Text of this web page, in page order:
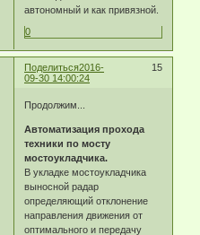
автономный и как привязной.
0
Поделиться 15
2016-
09-30 14:00:24
Продолжим...
Автоматизация прохода
техники по мосту
мостоукладчика.
В укладке мостоукладчика
выносной радар
определяющий отклонение
направления движения от
оптимального и передачу